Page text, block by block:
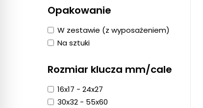
Opakowanie
W zestawie (z wyposażeniem)
Na sztuki
Rozmiar klucza mm/cale
16x17 - 24x27
30x32 - 55x60